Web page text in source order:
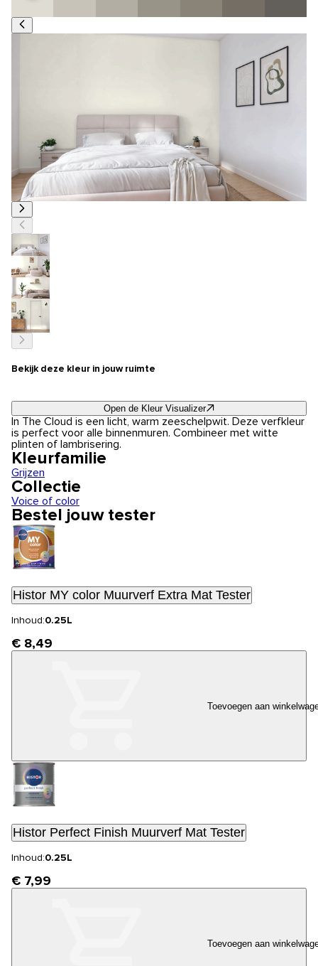
Bekijk deze kleur in jouw ruimte
Open de Kleur Visualizer
In The Cloud is een licht, warm zeeschelpwit. Deze verfkleur
is perfect voor alle binnenmuren. Combineer met witte
plinten of lambrisering.
Kleurfamilie
Grijzen
Collectie
Voice of color
Bestel jouw tester
Histor MY color Muurverf Extra Mat Tester
Inhoud:0.25L
€ 8,49
Toevoegen aan
Histor Perfect Finish Muurverf Mat Tester
Inhoud:0.25L
€ 7,99
Toevoegen aan